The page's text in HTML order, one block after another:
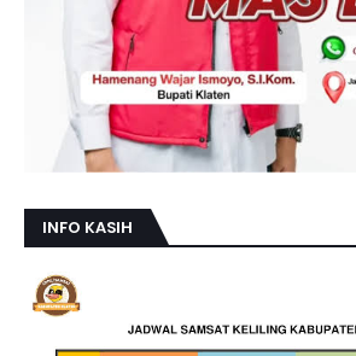
INFO KASIH